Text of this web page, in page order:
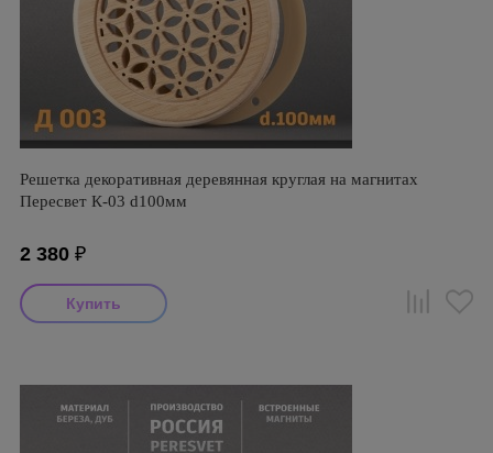
Решетка декоративная деревянная круглая на магнитах
Пересвет К-03 d100мм
2 380 ₽